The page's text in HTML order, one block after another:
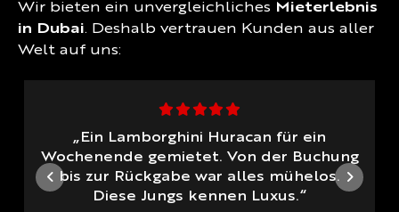
Wir bieten ein unvergleichliches Mieterlebnis
in Dubai. Deshalb vertrauen Kunden aus aller
Welt auf uns:
„Ein Lamborghini Huracan für ein
Wochenende gemietet. Von der Buchung
bis zur Rückgabe war alles mühelos.
Diese Jungs kennen Luxus.“